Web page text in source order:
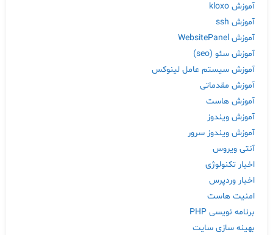
آموزش kloxo
آموزش ssh
آموزش WebsitePanel
آموزش سئو (seo)
آموزش سیستم عامل لینوکس
آموزش مقدماتی
آموزش هاست
آموزش ویندوز
آموزش ویندوز سرور
آنتی ویروس
اخبار تکنولوژی
اخبار وردپرس
امنیت هاست
برنامه نویسی PHP
بهینه سازی سایت